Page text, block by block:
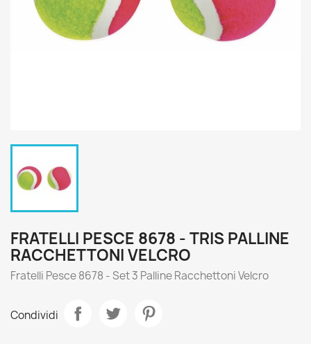
FRATELLI PESCE 8678 - TRIS PALLINE
RACCHETTONI VELCRO
Fratelli Pesce 8678 - Set 3 Palline Racchettoni Velcro
Condividi